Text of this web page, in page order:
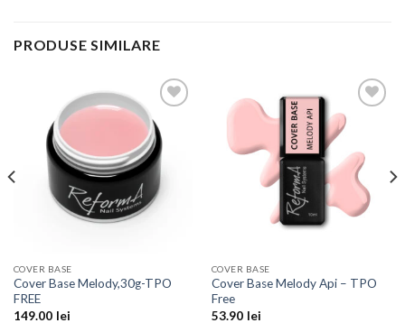
PRODUSE SIMILARE
Add to
Wishlist
COVER BASE
Cover Base Melody,30g-TPO
FREE
149.00 lei
Wishlist
COVER BASE
Cover Base Melody Api – TPO
Free
53.90 lei